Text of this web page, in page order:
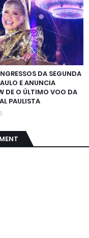
DA SEGUNDA
E ANUNCIA
DE O ÚLTIMO VOO DA
PAULISTA